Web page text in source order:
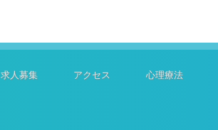
求人募集 アクセス 心理療法